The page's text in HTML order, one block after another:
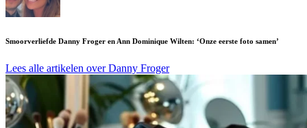
Smoorverliefde Danny Froger en Ann Dominique Wilten: ‘Onze eerste foto samen’
Lees alle artikelen over Danny Froger